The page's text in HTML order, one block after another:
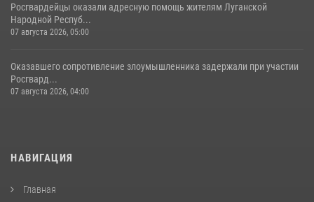
Росгвардейцы оказали адресную помощь жителям Луганской
Народной Респуб...
07 августа 2026, 05:00
Оказавшего сопротивление злоумышленника задержали при участии
Росгвард...
07 августа 2026, 04:00
НАВИГАЦИЯ
Главная